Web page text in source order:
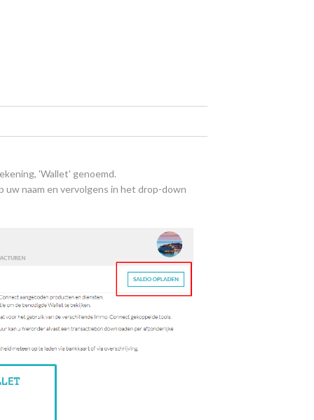
'Wallet' genoemd.
uw naam en vervolgens in het drop-down